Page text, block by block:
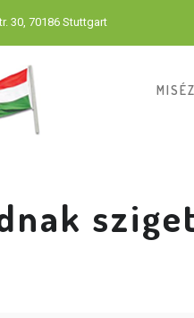
30, 70186 Stuttgart